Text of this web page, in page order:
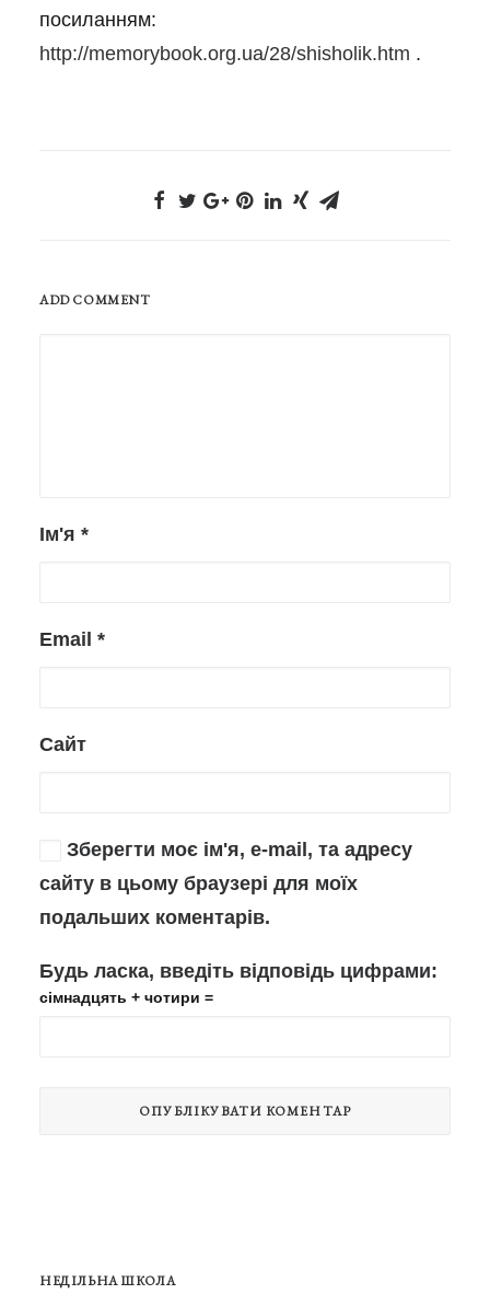
посиланням:
http://memorybook.org.ua/28/shisholik.htm .
ADD COMMENT
Ім'я *
Email *
Сайт
Зберегти моє ім'я, e-mail, та адресу
сайту в цьому браузері для моїх
подальших коментарів.
Будь ласка, введіть відповідь цифрами:
сімнадцять + чотири =
НЕДІЛЬНА ШКОЛА